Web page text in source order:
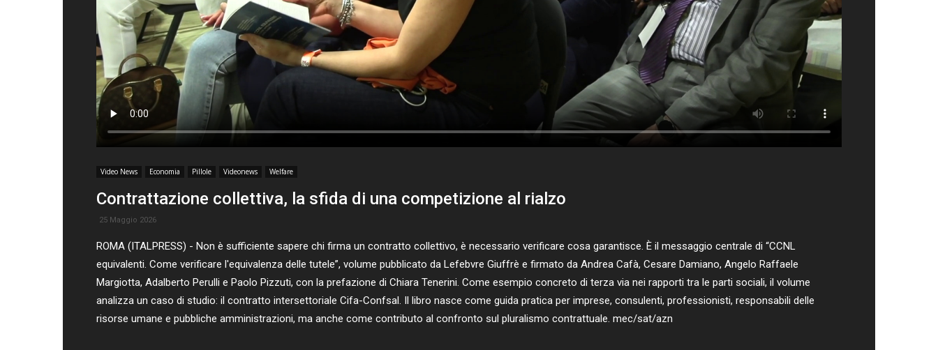
Video News Economia Pillole Videonews Welfare
Contrattazione collettiva, la sfida di una competizione al rialzo
25 Maggio 2026
ROMA (ITALPRESS) - Non è sufficiente sapere chi firma un contratto collettivo, è necessario verificare cosa garantisce. È il messaggio centrale di “CCNL
equivalenti. Come verificare l'equivalenza delle tutele”, volume pubblicato da Lefebvre Giuffrè e firmato da Andrea Cafà, Cesare Damiano, Angelo Raffaele
Margiotta, Adalberto Perulli e Paolo Pizzuti, con la prefazione di Chiara Tenerini. Come esempio concreto di terza via nei rapporti tra le parti sociali, il volume
analizza un caso di studio: il contratto intersettoriale Cifa-Confsal. Il libro nasce come guida pratica per imprese, consulenti, professionisti, responsabili delle
risorse umane e pubbliche amministrazioni, ma anche come contributo al confronto sul pluralismo contrattuale. mec/sat/azn